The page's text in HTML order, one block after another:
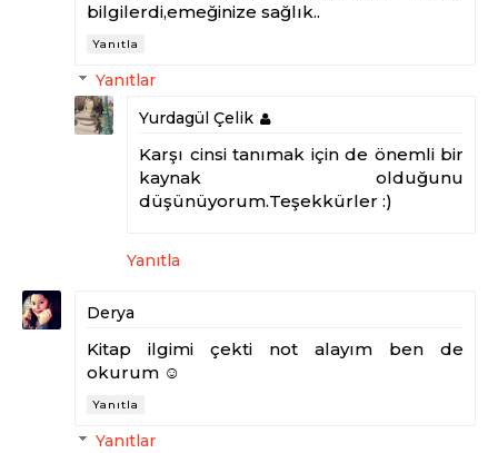
bilgilerdi,emeğinize sağlık..
Yanıtla
Yanıtlar
Yurdagül Çelik
Karşı cinsi tanımak için de önemli bir
kaynak olduğunu
düşünüyorum.Teşekkürler :)
Yanıtla
Derya
Kitap ilgimi çekti not alayım ben de
okurum ☺️
Yanıtla
Yanıtlar